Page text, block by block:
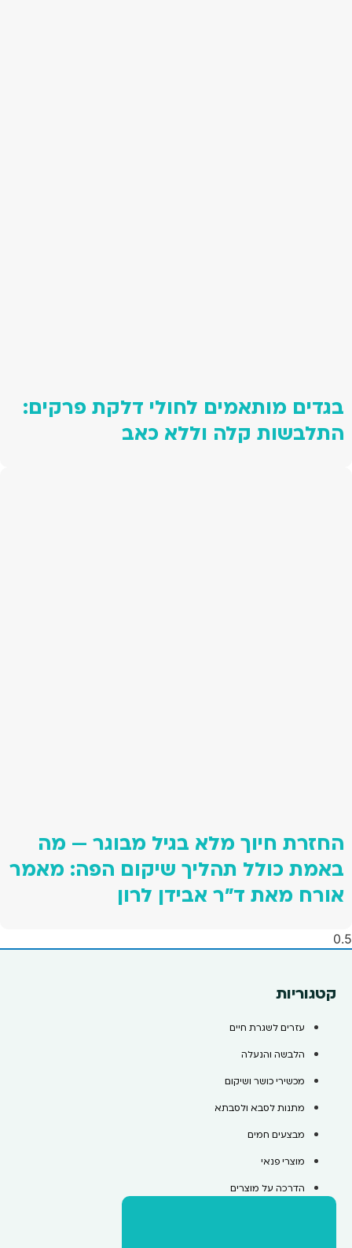
בגדים מותאמים לחולי דלקת פרקים:
התלבשות קלה וללא כאב
החזרת חיוך מלא בגיל מבוגר — מה
באמת כולל תהליך שיקום הפה: מאמר
אורח מאת ד"ר אבידן לרון
קטגוריות
עזרים לשגרת חיים
הלבשה והנעלה
מכשירי כושר ושיקום
מתנות לסבא ולסבתא
מבצעים חמים
מוצרי פנאי
הדרכה על מוצרים